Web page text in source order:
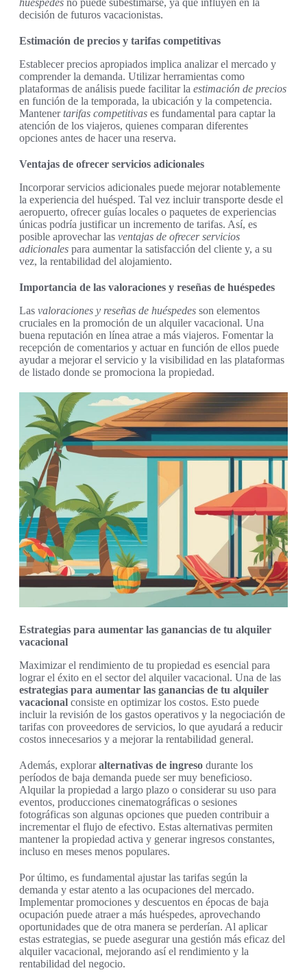
huéspedes no puede subestimarse, ya que influyen en la
decisión de futuros vacacionistas.
Estimación de precios y tarifas competitivas
Establecer precios apropiados implica analizar el mercado y
comprender la demanda. Utilizar herramientas como
plataformas de análisis puede facilitar la estimación de precios
en función de la temporada, la ubicación y la competencia.
Mantenertarifas competitivas es fundamental para captar la
atención de los viajeros, quienes comparan diferentes
opciones antes de hacer una reserva.
Ventajas de ofrecer servicios adicionales
Incorporar servicios adicionales puede mejorar notablemente
la experiencia del huésped. Tal vez incluir transporte desde el
aeropuerto, ofrecer guías locales o paquetes de experiencias
únicas podría justificar un incremento de tarifas. Así, es
posible aprovechar las ventajas de ofrecer servicios
adicionales para aumentar la satisfacción del cliente y, a su
vez, la rentabilidad del alojamiento.
Importancia de las valoraciones y reseñas de huéspedes
Las valoraciones y reseñas de huéspedes son elementos
cruciales en la promoción de un alquiler vacacional. Una
buena reputación en línea atrae a más viajeros. Fomentar la
recepción de comentarios y actuar en función de ellos puede
ayudar a mejorar el servicio y la visibilidad en las plataformas
de listado donde se promociona la propiedad.
Estrategias para aumentar las ganancias de tu alquiler
vacacional
Maximizar el rendimiento de tu propiedad es esencial para
lograr el éxito en el sector del alquiler vacacional. Una de las
estrategias para aumentar las ganancias de tu alquiler
vacacional consiste en optimizar los costos. Esto puede
incluir la revisión de los gastos operativos y la negociación de
tarifas con proveedores de servicios, lo que ayudará a reducir
costos innecesarios y a mejorar la rentabilidad general.
Además, exploraralternativas de ingreso durante los
períodos de baja demanda puede ser muy beneficioso.
Alquilar la propiedad a largo plazo o considerar su uso para
eventos, producciones cinematográficas o sesiones
fotográficas son algunas opciones que pueden contribuir a
incrementar el flujo de efectivo. Estas alternativas permiten
mantener la propiedad activa y generar ingresos constantes,
incluso en meses menos populares.
Por último, es fundamental ajustar las tarifas según la
demanda y estar atento a las ocupaciones del mercado.
Implementar promociones y descuentos en épocas de baja
ocupación puede atraer a más huéspedes, aprovechando
oportunidades que de otra manera se perderían. Al aplicar
estas estrategias, se puede asegurar una gestión más eficaz del
alquiler vacacional, mejorando así el rendimiento y la
rentabilidad del negocio.